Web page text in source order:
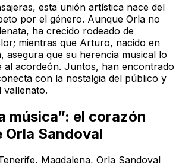
esta unión artística nace del
por el género. Aunque Orla no
ha crecido rodeado de
mientras que Arturo, nacido en
asegura que su herencia musical lo
al acordeón. Juntos, han encontrado
con la nostalgia del público y
vallenato.
música”: el corazón
Sandoval
Magdalena, Orla Sandoval